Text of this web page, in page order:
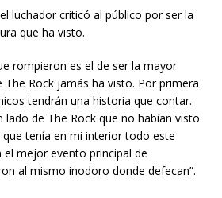
luchador criticó al público por ser la
que ha visto.
rompieron es el de ser la mayor
The Rock jamás ha visto. Por primera
tendrán una historia que contar.
lado de The Rock que no habían visto
tenía en mi interior todo este
mejor evento principal de
al mismo inodoro donde defecan”.